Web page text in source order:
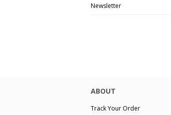
Newsletter
ABOUT
Track Your Order